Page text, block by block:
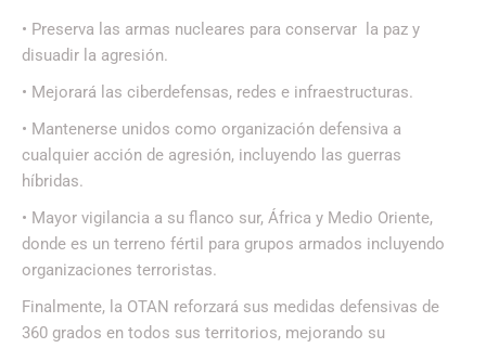
• Preserva las armas nucleares para conservar la paz y
disuadir la agresión.
• Mejorará las ciberdefensas, redes e infraestructuras.
• Mantenerse unidos como organización defensiva a
cualquier acción de agresión, incluyendo las guerras
híbridas.
• Mayor vigilancia a su flanco sur, África y Medio Oriente,
donde es un terreno fértil para grupos armados incluyendo
organizaciones terroristas.
Finalmente, la OTAN reforzará sus medidas defensivas de
360 grados en todos sus territorios, mejorando su